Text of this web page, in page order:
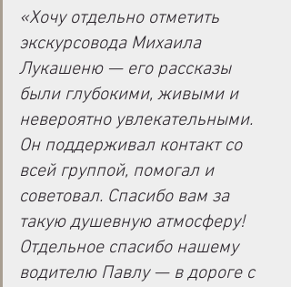
«Хочу отдельно отметить
экскурсовода Михаила
Лукашеню — его рассказы
были глубокими, живыми и
невероятно увлекательными.
Он поддерживал контакт со
всей группой, помогал и
советовал. Спасибо вам за
такую душевную атмосферу!
Отдельное спасибо нашему
водителю Павлу — в дороге с